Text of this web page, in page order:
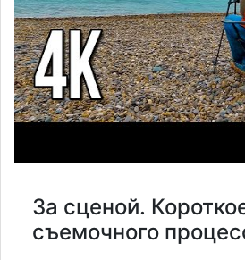
За сценой.
съемочного